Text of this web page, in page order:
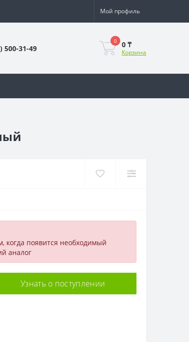
Мой профиль
500-31-49
0 0 ₸
Корзина
когда появится необходимый
аналог
Узнать о поступлении